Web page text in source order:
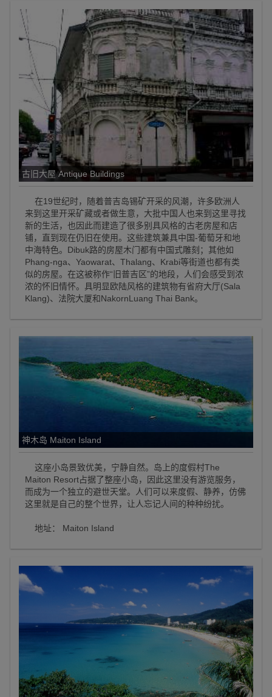
古旧大屋 Antique Buildings
在19世纪时，随着普吉岛锡矿开采的风潮，许多欧洲人
来到这里开采矿藏或者做生意，大批中国人也来到这里寻找
新的生活，也因此而建造了很多别具风格的古老房屋和店
铺，直到现在仍旧在使用。这些建筑兼具中国-葡萄牙和地
中海特色。Dibuk路的房屋木门都有中国式雕刻；其他如
Phang-nga、Yaowarat、Thalang、Krabi等街道也都有类
似的房屋。在这被称作“旧普吉区”的地段，人们会感受到浓
浓的怀旧情怀。具明显欧陆风格的建筑物有省府大厅(Sala
Klang)、法院大厦和NakornLuang Thai Bank。
神木岛 Maiton Island
这座小岛景致优美，宁静自然。岛上的度假村The
Maiton Resort占据了整座小岛，因此这里没有游览服务，
而成为一个独立的避世天堂。人们可以来度假、静养，仿佛
这里就是自己的整个世界，让人忘记人间的种种纷扰。
地址： Maiton Island